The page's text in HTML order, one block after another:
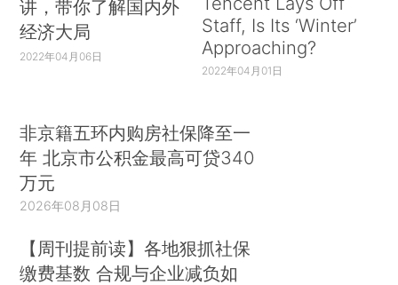
讲，带你了解国内外
经济大局
2022年04月06日
Staff, Is Its ‘Winter’
Approaching?
2022年04月01日
非京籍五环内购房社保降至一
年 北京市公积金最高可贷340
万元
2026年08月08日
【周刊提前读】各地狠抓社保
缴费基数 合规与企业减负如